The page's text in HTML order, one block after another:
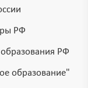
РФ
РФ
образование"